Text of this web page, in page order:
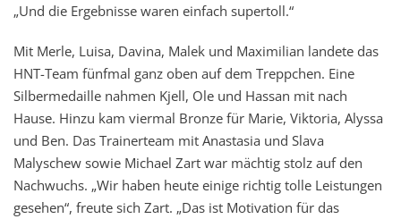
„Und die Ergebnisse waren einfach supertoll.“
Mit Merle, Luisa, Davina, Malek und Maximilian landete das
HNT-Team fünfmal ganz oben auf dem Treppchen. Eine
Silbermedaille nahmen Kjell, Ole und Hassan mit nach
Hause. Hinzu kam viermal Bronze für Marie, Viktoria, Alyssa
und Ben. Das Trainerteam mit Anastasia und Slava
Malyschew sowie Michael Zart war mächtig stolz auf den
Nachwuchs. „Wir haben heute einige richtig tolle Leistungen
gesehen“, freute sich Zart. „Das ist Motivation für das